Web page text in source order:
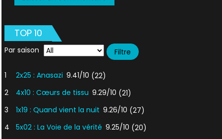
TOP 10
Par saison
1 2x25 : Anasazi 9.41/10 (22)
2
4x10 : Cœurs de tissu 9.29/10 (21)
3
1x19 : Quand vient la nuit 9.26/10 (27)
4
5x02 : La Voie de la vérité 9.25/10 (20)